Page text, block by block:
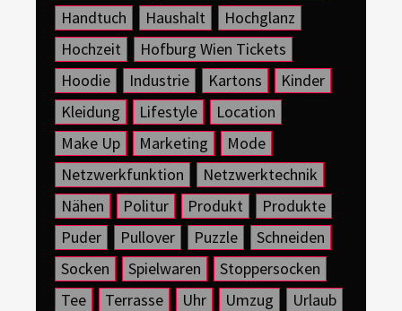
Handtuch
Haushalt
Hochglanz
Hochzeit
Hofburg Wien Tickets
Hoodie
Industrie Kartons
Kinder
Kleidung
Lifestyle
Location
Make Up
Marketing
Mode
Netzwerkfunktion
Netzwerktechnik
Nähen
Politur Produkt
Produkte
Puder
Pullover Puzzle
Schneiden
Socken
Spielwaren
Stoppersocken
Tee
Terrasse Uhr Umzug
Urlaub